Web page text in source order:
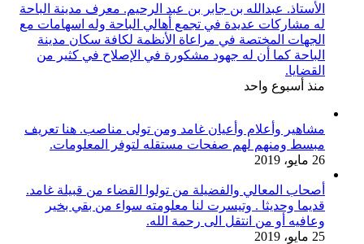
الأستاذ. عبدالله بن جابر بن عبد الرحيم. معرف مدينة الباحة
له مشاركات عديدة في تجمع أهالي الباحة وله اسهامات مع
الجهات المختصة في مراعاة الأنظمة لكافة سكان مدينة
الباحة كما أن له جهود مشكورة في الإصلاح في كثير من
القضايا.
منذ أسبوع واحد
مشاهير وأعلام وأعيان غامد ومن تولى مناصب. هنا تعريف
مبسط ومنهم لهم صفحات مستقله لتوفر المعلومات.
26 مايو، 2019
أصحاب المعالي والفضيلة من تولوا القضاء من قبيلة غامد.
قديما وحديثا . وتيسرت لنا معلومته سواء من بقي بخير
وعافيه أو من انتقل الى رحمة الله.
25 مايو، 2019